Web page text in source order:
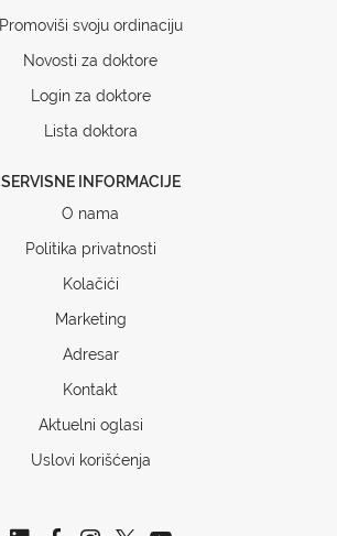
Promoviši svoju ordinaciju
Novosti za doktore
Login za doktore
Lista doktora
SERVISNE INFORMACIJE
O nama
Politika privatnosti
Kolačići
Marketing
Adresar
Kontakt
Aktuelni oglasi
Uslovi korišćenja